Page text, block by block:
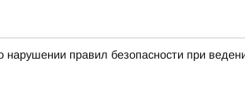
правил безопасности при